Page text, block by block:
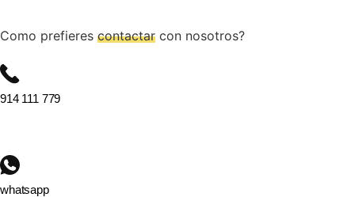
Como prefieres contactar con nosotros?
914 111 779
whatsapp